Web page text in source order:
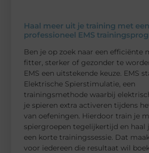
Haal meer uit je training met een
professioneel EMS
Ben je op zoek naar een efficiënte
fitter, sterker of gezonder te
EMS een uitstekende keuze. EMS
Elektrische Spierstimulatie, een
trainingsmethode waarbij
je spieren extra activeren tijdens
van oefeningen. Hierdoor train je
spiergroepen tegelijkertijd en haal
een korte trainingssessie. Dat
voor iedereen die resultaat wil